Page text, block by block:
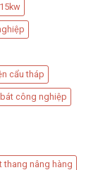
cẩu tháp​
công nghiệp
thang nâng hàng​